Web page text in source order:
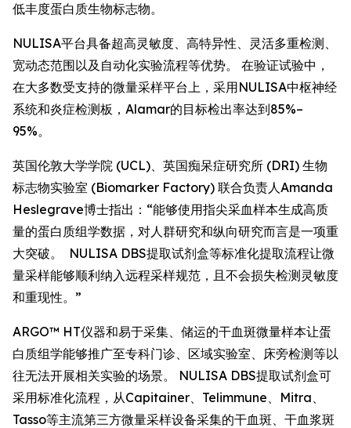
低丰度蛋白质生物标志物。
NULISA平台具备超高灵敏度、高特异性、灵活多重检测、
宽动态范围以及自动化实验流程等优势。 在验证试验中，
在大多数受支持的微量采样平台上，采用NULISA中枢神经
系统和炎症检测板，Alamar的目标检出率达到85%–
95%。
英国伦敦大学学院 (UCL)、英国痴呆症研究所 (DRI) 生物
标志物实验室 (Biomarker Factory) 联合负责人Amanda
Heslegrave博士指出：“能够使用指尖采血样本生成高质
量的蛋白质组学数据，对人群研究和纵向研究而言是一项重
大突破。 NULISA DBS提取试剂盒等标准化提取流程让微
量采样能够顺利纳入远程采样规范，且不会损失检测灵敏度
和重现性。”
ARGO™ HT仪器和易于采集、储运的干血斑微量样本让蛋
白质组学能够推广至专科门诊、区域实验室、床旁检测等以
往无法开展相关实验的场景。 NULISA DBS提取试剂盒可
采用标准化流程，从Capitainer、Telimmune、Mitra、
Tasso等主流第三方微量采样设备采集的干血斑、干血浆斑